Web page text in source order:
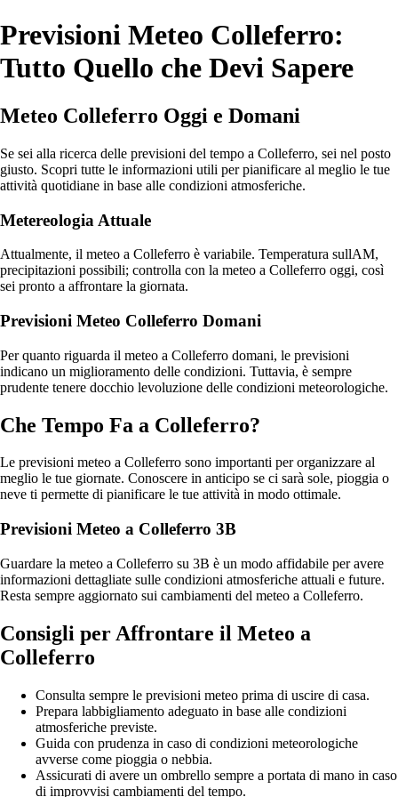
Previsioni Meteo Colleferro:
Tutto Quello che Devi Sapere
Meteo Colleferro Oggi e Domani
Se sei alla ricerca delle previsioni del tempo a Colleferro, sei nel posto
giusto. Scopri tutte le informazioni utili per pianificare al meglio le tue
attività quotidiane in base alle condizioni atmosferiche.
Metereologia Attuale
Attualmente, il meteo a Colleferro è variabile. Temperatura sullAM,
precipitazioni possibili; controlla con la meteo a Colleferro oggi, così
sei pronto a affrontare la giornata.
Previsioni Meteo Colleferro Domani
Per quanto riguarda il meteo a Colleferro domani, le previsioni
indicano un miglioramento delle condizioni. Tuttavia, è sempre
prudente tenere docchio levoluzione delle condizioni meteorologiche.
Che Tempo Fa a Colleferro?
Le previsioni meteo a Colleferro sono importanti per organizzare al
meglio le tue giornate. Conoscere in anticipo se ci sarà sole, pioggia o
neve ti permette di pianificare le tue attività in modo ottimale.
Previsioni Meteo a Colleferro 3B
Guardare la meteo a Colleferro su 3B è un modo affidabile per avere
informazioni dettagliate sulle condizioni atmosferiche attuali e future.
Resta sempre aggiornato sui cambiamenti del meteo a Colleferro.
Consigli per Affrontare il Meteo a
Colleferro
Consulta sempre le previsioni meteo prima di uscire di casa.
Prepara labbigliamento adeguato in base alle condizioni
atmosferiche previste.
Guida con prudenza in caso di condizioni meteorologiche
avverse come pioggia o nebbia.
Assicurati di avere un ombrello sempre a portata di mano in caso
di improvvisi cambiamenti del tempo.